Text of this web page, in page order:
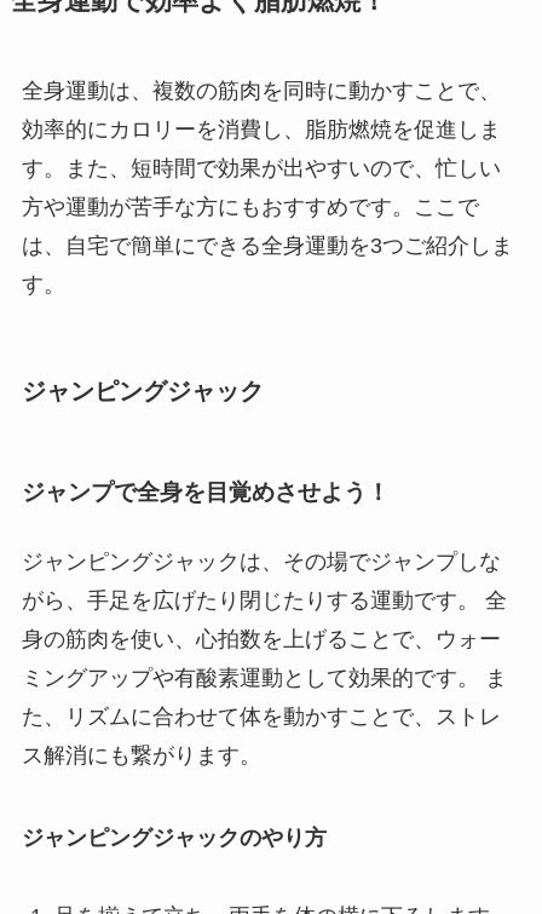
全身運動は、複数の筋肉を同時に動かすことで、
効率的にカロリーを消費し、脂肪燃焼を促進しま
す。また、短時間で効果が出やすいので、忙しい
方や運動が苦手な方にもおすすめです。ここで
は、自宅で簡単にできる全身運動を3つご紹介しま
す。
ジャンピングジャック
ジャンプで全身を目覚めさせよう！
ジャンピングジャックは、その場でジャンプしな
がら、手足を広げたり閉じたりする運動です。 全
身の筋肉を使い、心拍数を上げることで、ウォー
ミングアップや有酸素運動として効果的です。 ま
た、リズムに合わせて体を動かすことで、ストレ
ス解消にも繋がります。
ジャンピングジャックのやり方